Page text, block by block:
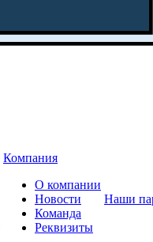
Компания
О компании
Новости
Команда
Реквизиты
Наши